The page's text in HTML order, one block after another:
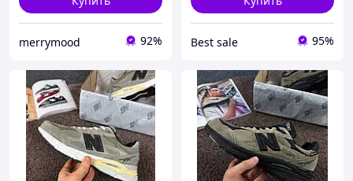
merrymood 92% Best sale 95%